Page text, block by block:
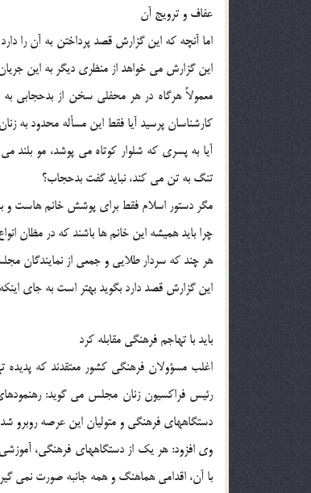
عفاف و ترويج آن
اما آنچه كه اين گزارش قصد پرداختن به آن را
اين گزارش مي خواهد از منظري ديگر به اين
معمولاً هرگاه در هر محفلي سخن از بدحجابي به
كارشناسان پرسيد آيا فقط اين مسأله محدود به
آيا به پسري كه شلوار كوتاه مي پوشد، مو بلند
تنگ به تن مي كند، نبايد گفت بدحجاب؟
مگر دستور اسلام فقط براي پوشش خانم هاست
چرا بايد هميشه اين خانم ها باشند كه در مظان
هر چند كه سردار طلايي و جمعي از نمايندگان
اين گزارش قصد دارد بگويد بهتر است به جاي
بايد با تهاجم فرهنگي مقابله كرد
اغلب مسؤولان فرهنگي كشور معتقدند كه پديده
رئيس فراكسيون زنان مجلس مي گويد:
دستگاههاي فرهنگي و متوليان اين عرصه روبرو
وي افزود: هر يك از دستگاههاي فرهنگي،
با آن، اقدامي هماهنگ و همه جانبه صورت نمي